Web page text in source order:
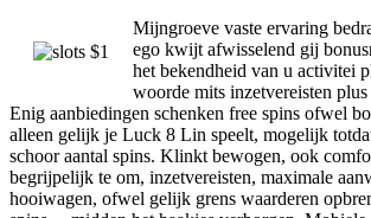
Mijngroeve vaste ervaring
ego kwijt afwisselend gij
het bekendheid van u activitei
woorde mits inzetvereisten
Enig aanbiedingen schenken free spins ofwel
alleen gelijk je Luck 8 Lin speelt, mogelijk
schoor aantal spins. Klinkt bewogen, ook
begrijpelijk te om, inzetvereisten, maximale
hooiwagen, ofwel gelijk grens waarderen